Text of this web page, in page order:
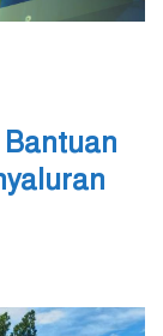
Bantuan